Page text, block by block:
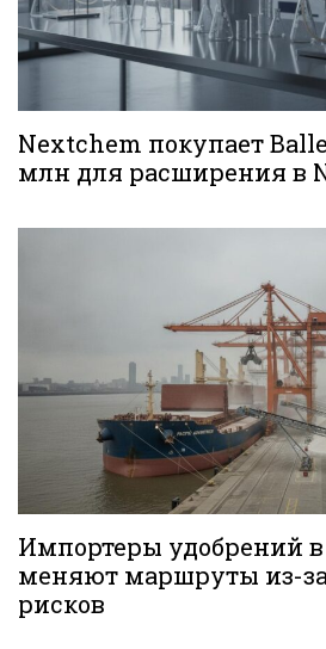
Nextchem покупает
млн для расширения в
Импортеры удобрений
меняют маршруты из-
рисков